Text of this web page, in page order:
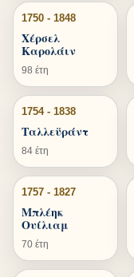
1750 - 1848
Χέρσελ
Καρολάιν
98 έτη
1754 - 1838
Ταλλεϋράντ
84 έτη
1757 - 1827
Μπλέηκ
Ουίλιαμ
70 έτη